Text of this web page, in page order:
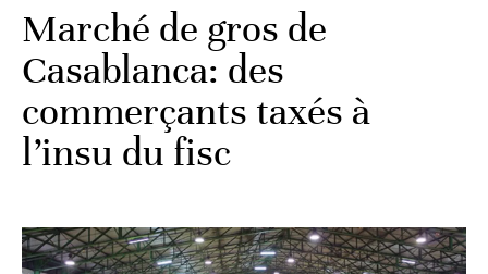
Marché de gros de
Casablanca: des
commerçants taxés à
l’insu du fisc